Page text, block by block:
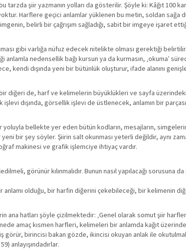
tarzda şiir yazmanın yolları da gösterilir. Şöyle ki: Kâğıt
Harflere geçici anlamlar yüklenen bu metin, soldan
belirli bir çağrışım sağladığı, sabit bir imgeye işaret
gibi varlığa nüfuz edecek nitelikte olması gerektiği
nedensellik bağı kursun ya da kurmasın, ‚okuma‛
kendi dışında yeni bir bütünlük oluşturur, ifade alanını
diğeri de, harf ve kelimelerin büyüklükleri ve sayfa
dışında, görsellik işlevi de üstlenecek, anlamın bir
yoluyla bellekte yer eden bütün kodların, mesajların,
bir şey söyler. Şiirin salt okunması yeterli değildir, aynı
makinesi ve grafik işlemciye ihtiyaç vardır.
görünür kılınmalıdır. Bunun nasıl yapılacağı
anlamı olduğu, bir harfin diğerini çekebileceği, bir kelimenin
ana hatları şöyle çizilmektedir: ‚Genel olarak somut şiir
amaç kısmen harfleri, kelimeleri bir anlamda kağıt
görür, birincisi bakan gözde, ikincisi okuyan anlak ile
anlayışındadırlar.